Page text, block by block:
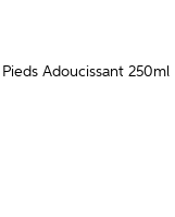
Adoucissant 250ml